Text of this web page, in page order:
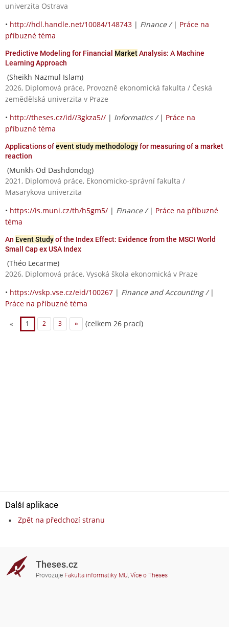
univerzita Ostrava
• http://hdl.handle.net/10084/148743 | Finance / | Práce na
příbuzné téma
Predictive Modeling for Financial MarketAnalysis: A Machine
Learning Approach
(Sheikh Nazmul Islam)
2026, Diplomová práce, Provozně ekonomická fakulta / Česká
zemědělská univerzita v Praze
• http://theses.cz/id//3gkza5// | Informatics / | Práce na
příbuzné téma
Applications ofevent study methodologyfor measuring of a market
reaction
(Munkh-Od Dashdondog)
2021, Diplomová práce, Ekonomicko-správní fakulta /
Masarykova univerzita
• https://is.muni.cz/th/h5gm5/ | Finance / | Práce na příbuzné
téma
An Event Studyof the Index Effect: Evidence from the MSCI World
Small Cap ex USA Index
(Théo Lecarme)
2026, Diplomová práce, Vysoká škola ekonomická v Praze
• https://vskp.vse.cz/eid/100267 | Finance and Accounting / |
Práce na příbuzné téma
« 1 2 3 » (celkem 26 prací)
Další aplikace
Zpět na předchozí stranu
Theses.cz
Provozuje Fakulta informatiky MU, Více o Theses